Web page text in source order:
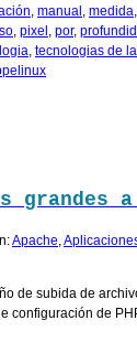
manual medida
pixel por,
tecnologias de
grandes a
Apache
de subida de
configuración de